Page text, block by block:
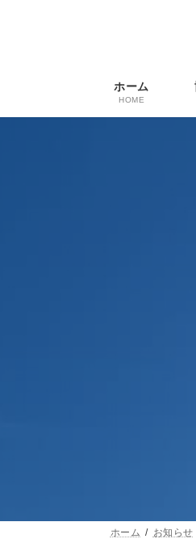
ホーム
HOME
ホーム お知らせ